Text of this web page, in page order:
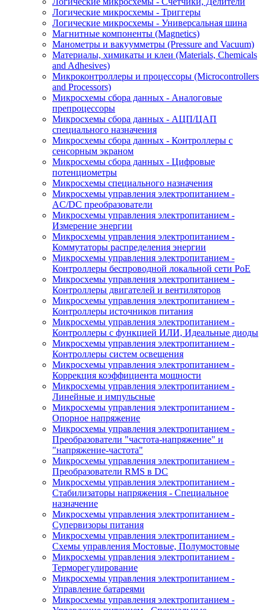
Логические микросхемы - Триггеры
Логические микросхемы - Универсальная шина
Магнитные компоненты (Magnetics)
Манометры и вакуумметры (Pressure and Vacuum)
Материалы, химикаты и клеи (Materials, Chemicals
and Adhesives)
Микроконтроллеры и процессоры (Microcontrollers
and Processors)
Микросхемы сбора данных - Аналоговые
препроцессоры
Микросхемы сбора данных - АЦП/ЦАП
специального назначения
Микросхемы сбора данных - Контроллеры с
сенсорным экраном
Микросхемы сбора данных - Цифровые
потенциометры
Микросхемы специального назначения
Микросхемы управления электропитанием -
AC/DC преобразователи
Микросхемы управления электропитанием -
Измерение энергии
Микросхемы управления электропитанием -
Коммутаторы распределения энергии
Микросхемы управления электропитанием -
Контроллеры беспроводной локальной сети PoE
Микросхемы управления электропитанием -
Контроллеры двигателей и вентиляторов
Микросхемы управления электропитанием -
Контроллеры источников питания
Микросхемы управления электропитанием -
Контроллеры с функцией ИЛИ, Идеальные диоды
Микросхемы управления электропитанием -
Контроллеры систем освещения
Микросхемы управления электропитанием -
Коррекция коэффициента мощности
Микросхемы управления электропитанием -
Линейные и импульсные
Микросхемы управления электропитанием -
Опорное напряжение
Микросхемы управления электропитанием -
Преобразователи "частота-напряжение" и
"напряжение-частота"
Микросхемы управления электропитанием -
Преобразователи RMS в DC
Микросхемы управления электропитанием -
Стабилизаторы напряжения - Специальное
назначение
Микросхемы управления электропитанием -
Супервизоры питания
Микросхемы управления электропитанием -
Схемы управления Мостовые, Полумостовые
Микросхемы управления электропитанием -
Терморегулирование
Микросхемы управления электропитанием -
Управление батареями
Микросхемы управления электропитанием -